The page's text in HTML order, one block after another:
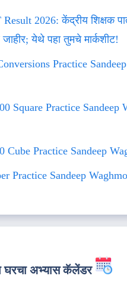
2026: केंद्रीय शिक्षक
येथे पहा तुमचे मार्कशीट!
Practice
Square Practice Sandeep
Cube Practice Sandeep
Practice Sandeep
घरचा अभ्यास कॅलेंडर